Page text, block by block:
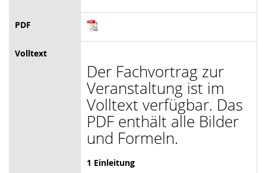
PDF
Volltext
Der Fachvortrag zur
Veranstaltung ist im
Volltext verfügbar. Das
PDF enthält alle Bilder
und Formeln.
1 Einleitung